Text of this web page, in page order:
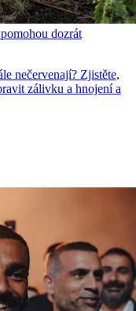
dozrát
nečervenají? Zjistěte,
zálivku a hnojení a